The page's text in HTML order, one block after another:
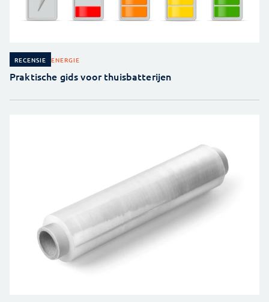
RECENSIE ENERGIE
Praktische gids voor thuisbatterijen